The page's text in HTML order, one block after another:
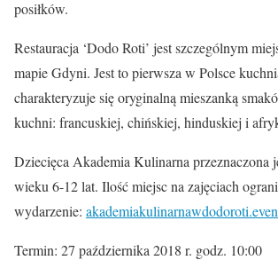
posiłków.
Restauracja ‘Dodo Roti’ jest szczególnym
mapie Gdyni. Jest to pierwsza w Polsce
charakteryzuje się oryginalną mieszanką
kuchni: francuskiej, chińskiej, hinduskiej i
Dziecięca Akademia Kulinarna przeznaczona
wieku 6-12 lat. Ilość miejsc na zajęciach
wydarzenie:
Termin: 27 października 2018 r. godz. 10:00